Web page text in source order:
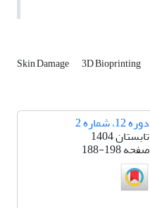
Skin Damage 3D Bioprinting
دوره 12، شماره 2
تابستان 1404
صفحه188-198